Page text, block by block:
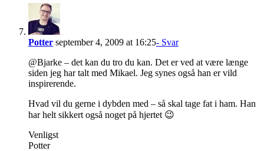
Potter september 4, 2009 at 16:25- Svar
@Bjarke – det kan du tro du kan. Det er ved at være længe
siden jeg har talt med Mikael. Jeg synes også han er vild
inspirerende.
Hvad vil du gerne i dybden med – så skal tage fat i ham. Han
har helt sikkert også noget på hjertet 😉
Venligst
Potter